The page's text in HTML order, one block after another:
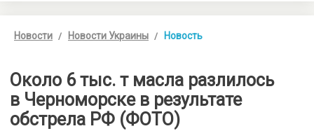
Новости Новости Украины Новость
Около 6 тыс. т масла разлилось
в Черноморске в результате
обстрела РФ (ФОТО)